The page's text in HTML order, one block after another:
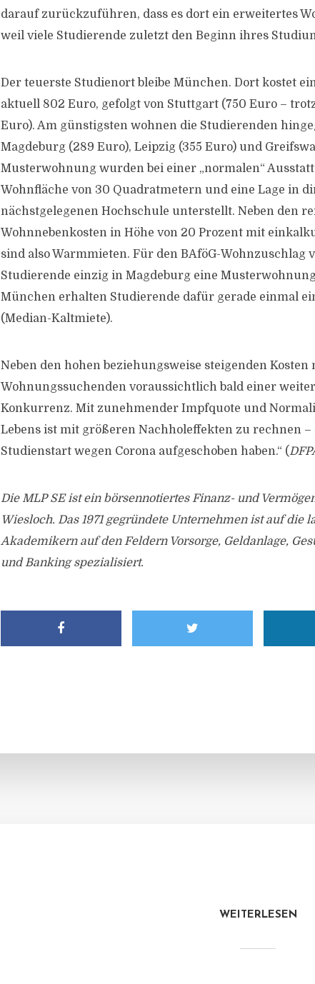
darauf zurückzuführen, dass es dort ein erweitertes
weil viele Studierende zuletzt den Beginn ihres
Der teuerste Studienort bleibe München. Dort kostet
aktuell 802 Euro, gefolgt von Stuttgart (750 Euro –
Euro). Am günstigsten wohnen die Studierenden
Magdeburg (289 Euro), Leipzig (355 Euro) und
Musterwohnung wurden bei einer „normalen“
Wohnfläche von 30 Quadratmetern und eine Lage in
nächstgelegenen Hochschule unterstellt. Neben den
Wohnnebenkosten in Höhe von 20 Prozent mit
sind also Warmmieten. Für den BAföG-Wohnzuschlag
Studierende einzig in Magdeburg eine
München erhalten Studierende dafür gerade einmal
(Median-Kaltmiete).
Neben den hohen beziehungsweise steigenden Kosten
Wohnungssuchenden voraussichtlich bald einer
Konkurrenz. Mit zunehmender Impfquote und
Lebens ist mit größeren Nachholeffekten zu rechnen
Studienstart wegen Corona aufgeschoben haben.“ (
Die MLP SE ist ein börsennotiertes Finanz- und
Wiesloch. Das 1971 gegründete Unternehmen ist auf die
Akademikern auf den Feldern Vorsorge, Geldanlage,
und Banking spezialisiert.
WEITERLESEN